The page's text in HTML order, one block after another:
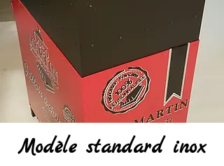
Modèle standard inox